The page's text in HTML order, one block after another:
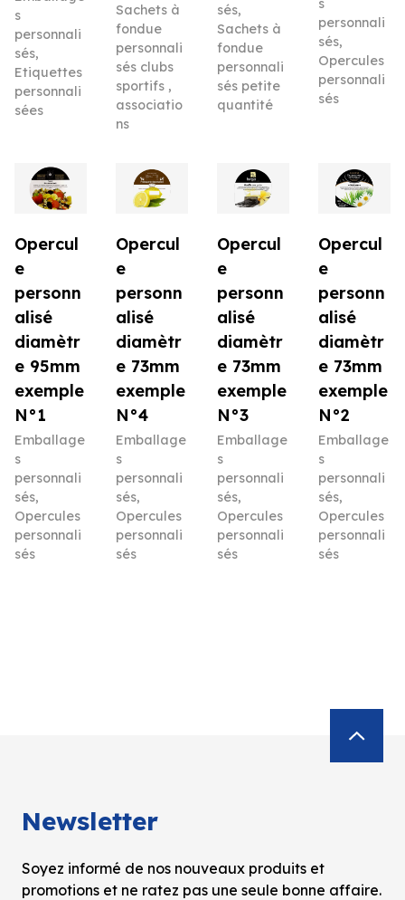
s
personnali
sés,
Etiquettes
personnali
sées
Sachets à
fondue
personnali
sés clubs
sportifs ,
associatio
ns
sés,
Sachets à
fondue
personnali
sés petite
quantité
s
personnali
sés,
Opercules
personnali
sés
Opercul
e
personn
alisé
diamètr
e 95mm
exemple
N°1
Emballage
s
personnali
sés,
Opercules
personnali
sés
Opercul
e
personn
alisé
diamètr
e 73mm
exemple
N°4
Emballage
s
personnali
sés,
Opercules
personnali
sés
Opercul
e
personn
alisé
diamètr
e 73mm
exemple
N°3
Emballage
s
personnali
sés,
Opercules
personnali
sés
Opercul
e
personn
alisé
diamètr
e 73mm
exemple
N°2
Emballage
s
personnali
sés,
Opercules
personnali
sés
Newsletter
Soyez informé de nos nouveaux produits et
promotions et ne ratez pas une seule bonne affaire.